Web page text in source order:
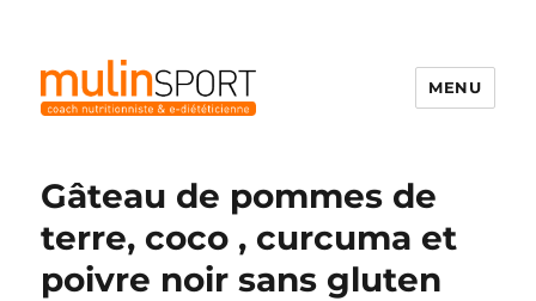
MENU
Gâteau de pommes de
terre, coco , curcuma et
poivre noir sans gluten